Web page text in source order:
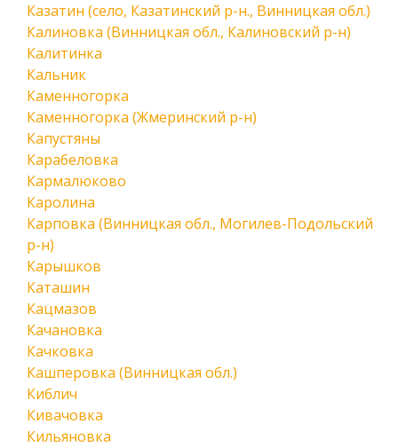
Казатин (село, Казатинский р-н., Винницкая обл.)
Калиновка (Винницкая обл., Калиновский р-н)
Калитинка
Кальник
Каменногорка
Каменногорка (Жмеринский р-н)
Капустяны
Карабеловка
Кармалюково
Каролина
Карповка (Винницкая обл., Могилев-Подольский
р-н)
Карышков
Каташин
Кацмазов
Качановка
Качковка
Кашперовка (Винницкая обл.)
Киблич
Кивачовка
Кильяновка